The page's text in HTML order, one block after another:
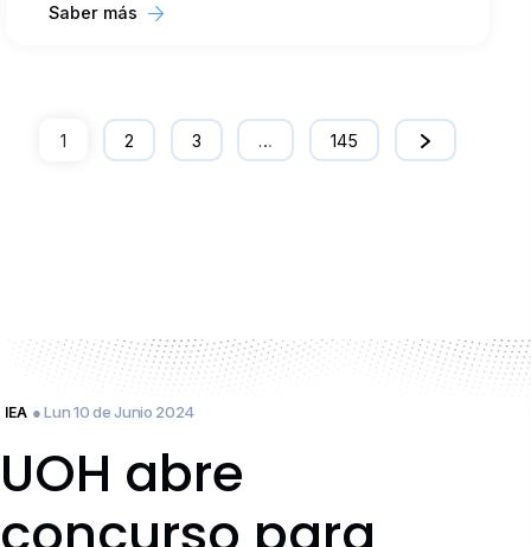
Saber más
1 2 3 … 145
IEA ● Lun 10 de Junio 2024
UOH abre